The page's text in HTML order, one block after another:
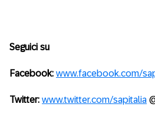
Seguici su
Facebook: www.facebook.com/
Twitter: www.twitter.com/sapitalia